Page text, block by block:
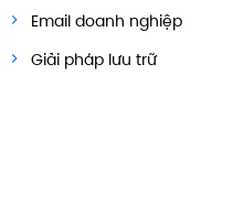
Email doanh nghiệp
Giải pháp lưu trữ